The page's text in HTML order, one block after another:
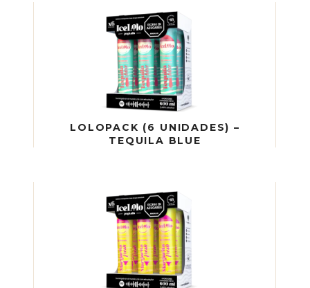
LOLOPACK (6 UNIDADES) –
TEQUILA BLUE